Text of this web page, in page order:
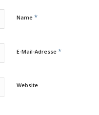
Name *
E-Mail-Adresse *
Website